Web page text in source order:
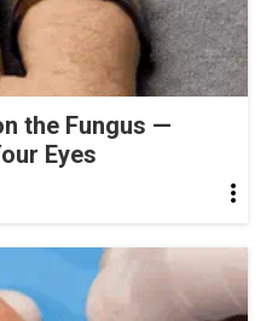
the Fungus —
Eyes